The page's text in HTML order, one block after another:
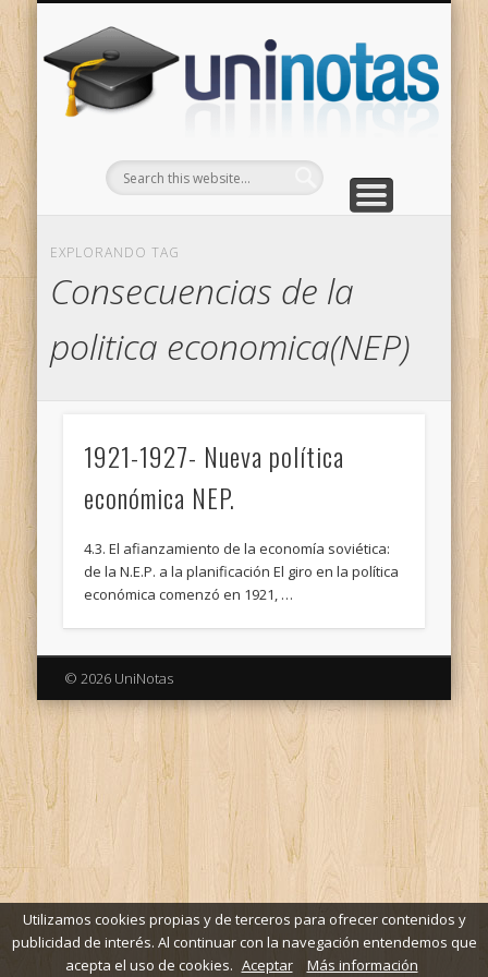
EXPLORANDO TAG
Consecuencias de la
politica economica(NEP)
1921-1927- Nueva política
económica NEP.
4.3. El afianzamiento de la economía soviética:
de la N.E.P. a la planificación El giro en la política
económica comenzó en 1921, …
© 2026 UniNotas
Utilizamos cookies propias y de terceros para ofrecer contenidos y
publicidad de interés. Al continuar con la navegación entendemos que
acepta el uso de cookies. Aceptar Más información